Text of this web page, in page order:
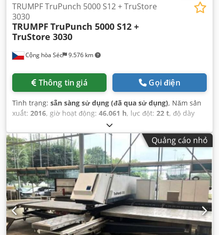
Cộng hòa Séc 9.576 km
TRUMPF TruPunch 5000 S12 + TruStore
3030
TRUMPF TruPunch 5000 S12 +
TruStore 3030
Thông tin giá Gọi điện
Tình trạng: sẵn sàng sử dụng (đã qua sử dụng), Năm sản
xuất: 2016, giờ hoạt động: 46.061 h, lực đột: 22 t, độ dày
, khoảng cách di chuyển trục X:
mm, khoảng cách di chuyển trục Y:1.550 mm,
Quảng cáo nhỏ